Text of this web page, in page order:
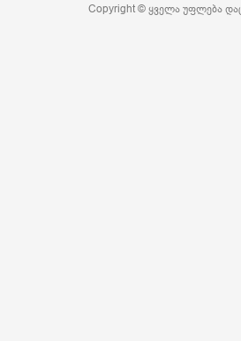
Copyright © ყველა უფლება